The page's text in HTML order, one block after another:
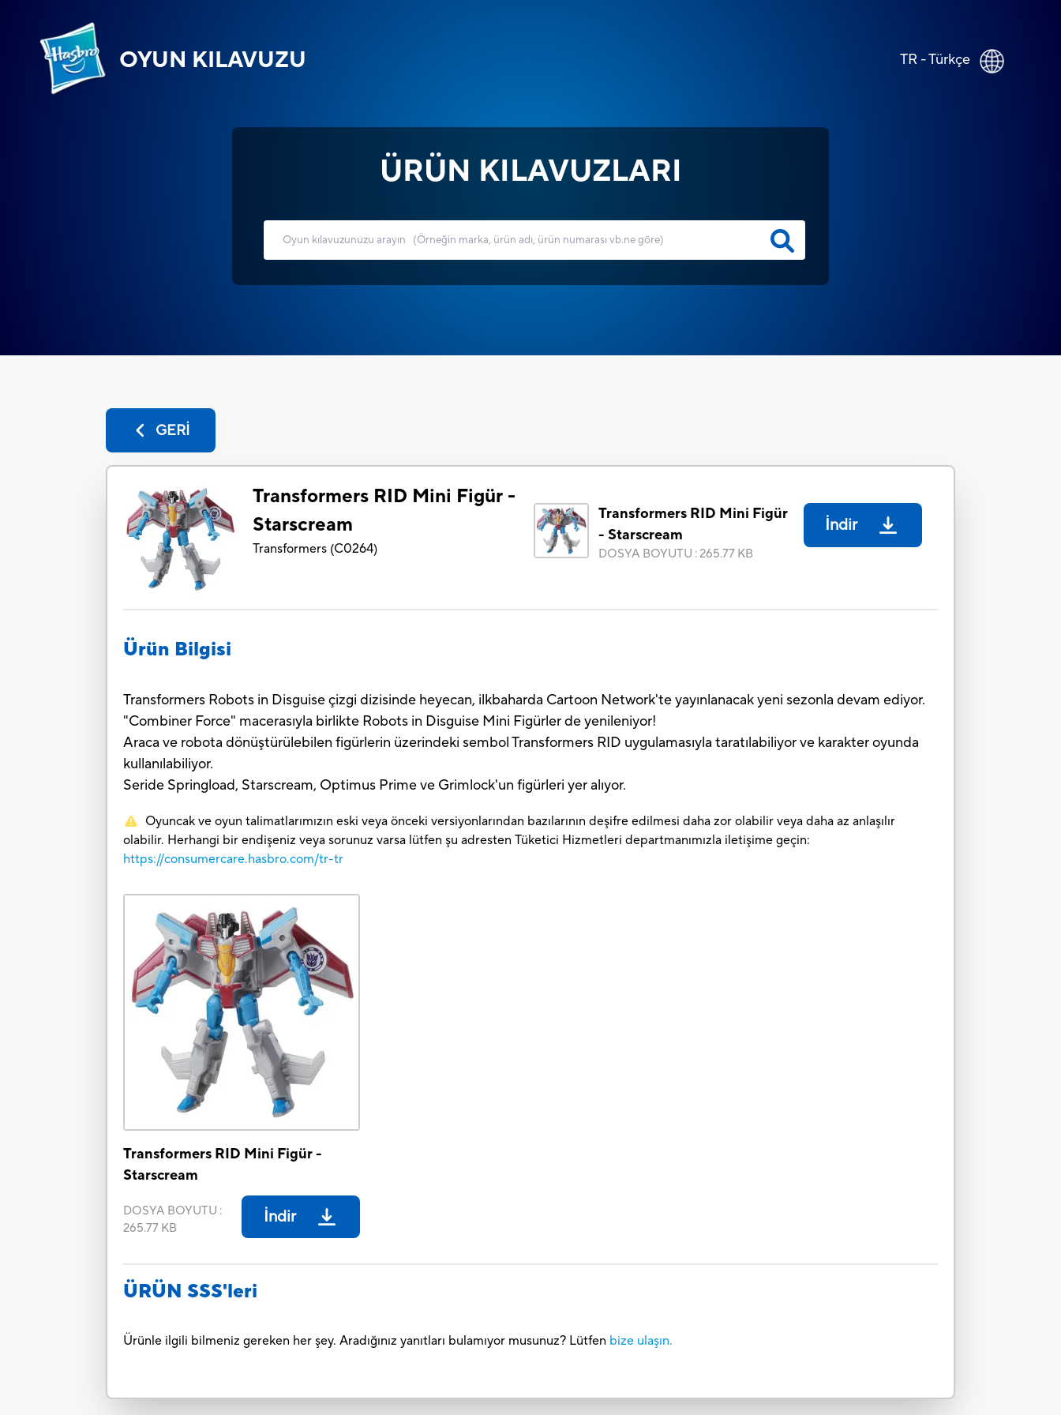
OYUN KILAVUZU TR - Türkçe
ÜRÜN KILAVUZLARI
GERİ
Transformers RID Mini Figür -
Starscream
Transformers (C0264)
Transformers RID Mini Figür
- Starscream
DOSYA BOYUTU :265.77 KB
İndir
Ürün Bilgisi
Transformers Robots in Disguise çizgi dizisinde heyecan, ilkbaharda Cartoon Network'te yayınlanacak yeni sezonla devam ediyor.
"Combiner Force" macerasıyla birlikte Robots in Disguise Mini Figürler de yenileniyor!
Araca ve robota dönüştürülebilen figürlerin üzerindeki sembol Transformers RID uygulamasıyla taratılabiliyor ve karakter oyunda
kullanılabiliyor.
Seride Springload, Starscream, Optimus Prime ve Grimlock'un figürleri yer alıyor.
Oyuncak ve oyun talimatlarımızın eski veya önceki versiyonlarından bazılarının deşifre edilmesi daha zor olabilir veya daha az anlaşılır
olabilir. Herhangi bir endişeniz veya sorunuz varsa lütfen şu adresten Tüketici Hizmetleri departmanımızla iletişime geçin:
https://consumercare.hasbro.com/tr-tr
Transformers RID Mini Figür -
Starscream
DOSYA BOYUTU :
265.77 KB
İndir
ÜRÜN SSS'leri
Ürünle ilgili bilmeniz gereken her şey. Aradığınız yanıtları bulamıyor musunuz? Lütfen bize ulaşın.